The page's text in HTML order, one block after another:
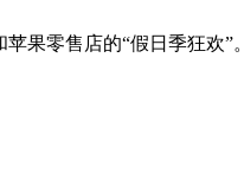
果零售店的“假日季狂欢”。